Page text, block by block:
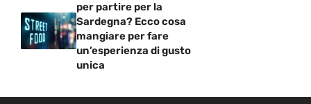
per partire per la
Sardegna? Ecco cosa
mangiare per fare
un’esperienza di gusto
unica